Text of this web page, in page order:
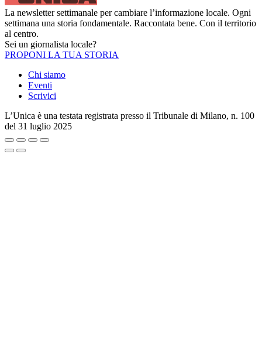
La newsletter settimanale per cambiare l’informazione locale. Ogni
settimana una storia fondamentale. Raccontata bene. Con il territorio
al centro.
Sei un giornalista locale?
PROPONI LA TUA STORIA
Chi siamo
Eventi
Scrivici
L’Unica è una testata registrata presso il Tribunale di Milano, n. 100
del 31 luglio 2025